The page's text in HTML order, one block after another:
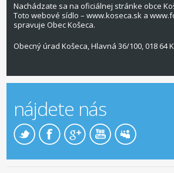
Nachádzate sa na oficiálnej stránke obce
Toto webové sídlo – www.koseca.sk a
spravuje Obec Košeca.
Obecný úrad Košeca, Hlavná 36/100, 018 64
nájdete nás